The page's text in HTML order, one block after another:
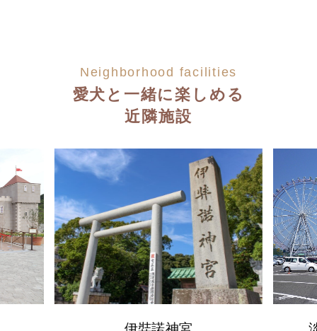
Neighborhood facilities
愛犬と一緒に楽しめる
近隣施設